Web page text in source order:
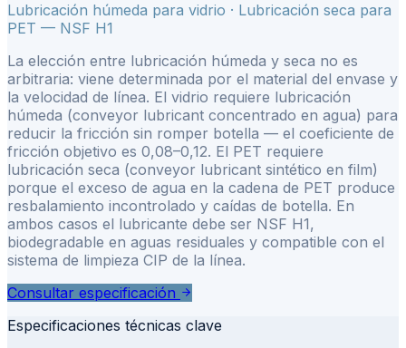
Lubricación húmeda para vidrio · Lubricación seca para
PET — NSF H1
La elección entre lubricación húmeda y seca no es
arbitraria: viene determinada por el material del envase y
la velocidad de línea. El vidrio requiere lubricación
húmeda (conveyor lubricant concentrado en agua) para
reducir la fricción sin romper botella — el coeficiente de
fricción objetivo es 0,08–0,12. El PET requiere
lubricación seca (conveyor lubricant sintético en film)
porque el exceso de agua en la cadena de PET produce
resbalamiento incontrolado y caídas de botella. En
ambos casos el lubricante debe ser NSF H1,
biodegradable en aguas residuales y compatible con el
sistema de limpieza CIP de la línea.
Consultar especificación
Especificaciones técnicas clave